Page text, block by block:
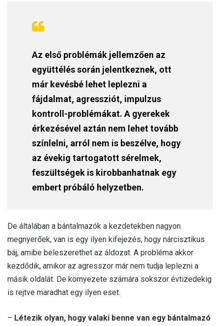
Az első problémák jellemzően az
együttélés során jelentkeznek, ott
már kevésbé lehet leplezni a
fájdalmat, agressziót, impulzus
kontroll-problémákat. A gyerekek
érkezésével aztán nem lehet tovább
színlelni, arról nem is beszélve, hogy
az évekig tartogatott sérelmek,
feszültségek is kirobbanhatnak egy
embert próbáló helyzetben.
De általában a bántalmazók a kezdetekben nagyon
megnyerőek, van is egy ilyen kifejezés, hogy nárcisztikus
báj, amibe beleszerethet az áldozat. A probléma akkor
kezdődik, amikor az agresszor már nem tudja leplezni a
másik oldalát. De környezete számára sokszor évtizedekig
is rejtve maradhat egy ilyen eset.
– Létezik olyan, hogy valaki benne van egy bántalmazó